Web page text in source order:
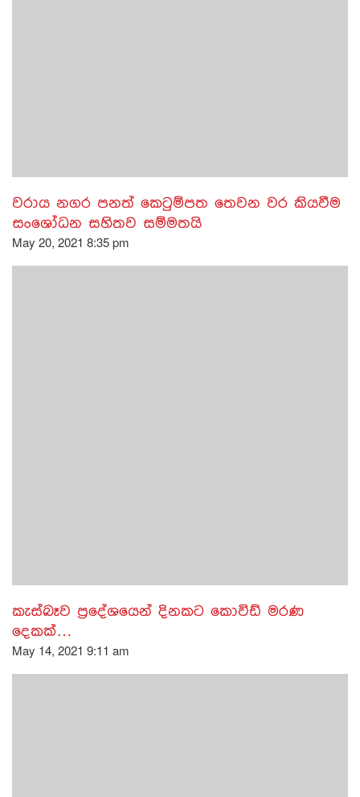
වරාය නගර පනත් කෙටුම්පත තෙවන වර කියවීම
සංශෝධන සහිතව සම්මතයි
May 20, 2021 8:35 pm
කැස්බෑව ප්‍රදේශයෙන් දිනකට කොවිඩ් මරණ
දෙකක්…
May 14, 2021 9:11 am